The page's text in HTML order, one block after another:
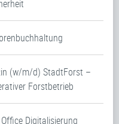
(w/m/d) StadtForst –
Forstbetrieb
Digitalisierung